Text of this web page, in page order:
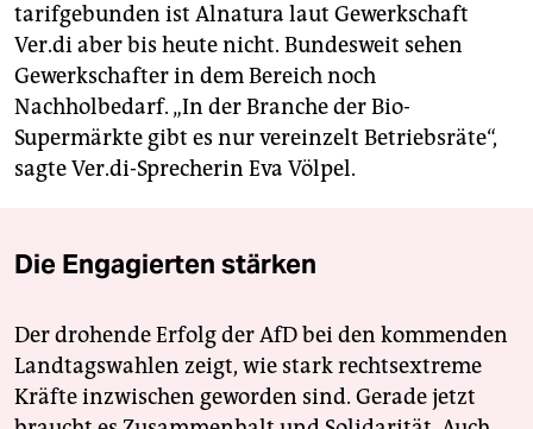
tarifgebunden ist Alnatura laut Gewerkschaft
Ver.di aber bis heute nicht. Bundesweit sehen
Gewerkschafter in dem Bereich noch
Nachholbedarf. „In der Branche der Bio-
Supermärkte gibt es nur vereinzelt Betriebsräte“,
sagte Ver.di-Sprecherin Eva Völpel.
Die Engagierten stärken
Der drohende Erfolg der AfD bei den kommenden
Landtagswahlen zeigt, wie stark rechtsextreme
Kräfte inzwischen geworden sind. Gerade jetzt